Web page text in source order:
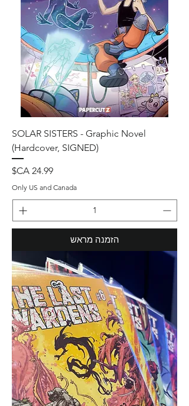
SOLAR SISTERS - Graphic Novel
(Hardcover, SIGNED)
מחיר
Only US and Canada
הזמנה מראש